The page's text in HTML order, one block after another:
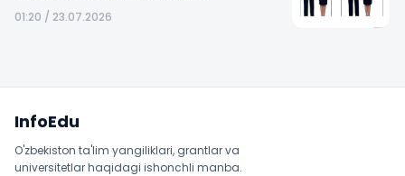
01:20 / 23.07.2026
InfoEdu
O'zbekiston ta'lim yangiliklari, grantlar va
universitetlar haqidagi ishonchli manba.